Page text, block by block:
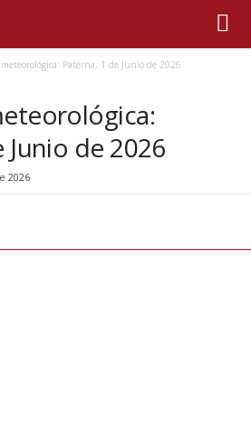
Paterna, 1 de Junio de 2026
Junio de 2026
2026